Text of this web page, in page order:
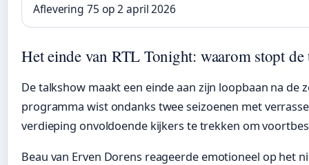
Aflevering 75 op 2 april 2026
Het einde van RTL Tonight: waarom stopt de
De talkshow maakt een einde aan zijn loopbaan na de
programma wist ondanks twee seizoenen met
verdieping onvoldoende kijkers te trekken om
Beau van Erven Dorens reageerde emotioneel op het